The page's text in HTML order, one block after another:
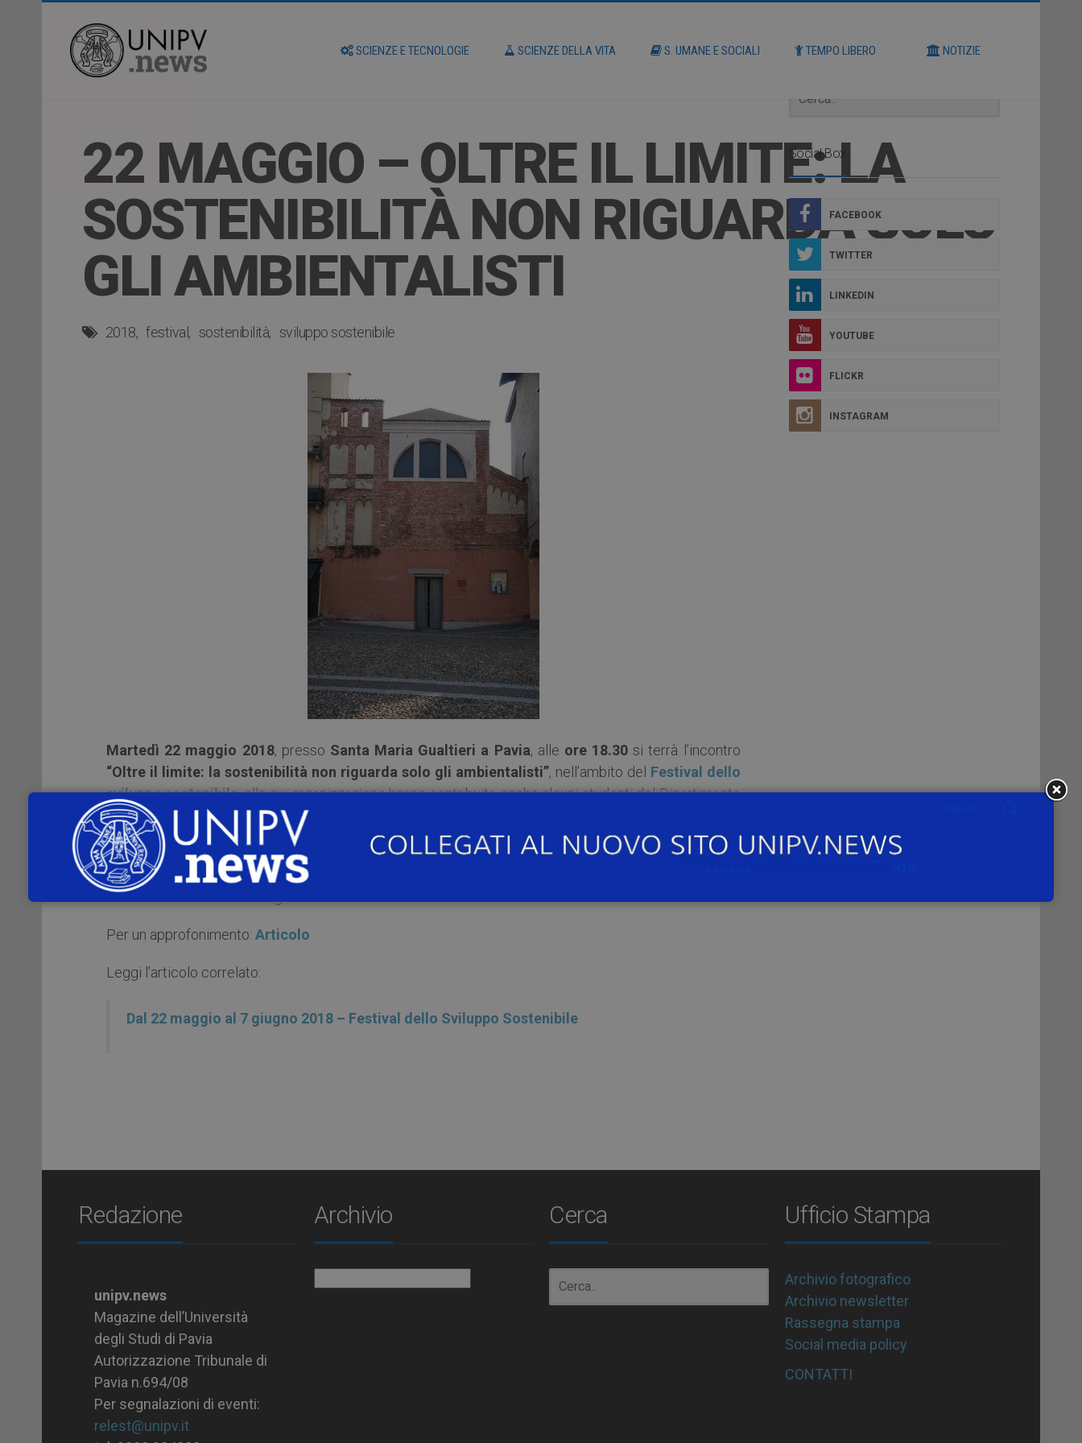
SCIENZE E TECNOLOGIE SCIENZE DELLA VITA S. UMANE E SOCIALI TEMPO LIBERO NOTIZIE
22 MAGGIO – OLTRE IL LIMITE: LA
SOSTENIBILITÀ NON RIGUARDA SOLO
GLI AMBIENTALISTI
2018 festival sostenibilità sviluppo sostenibile
Martedì 22 maggio 2018, presso Santa Maria Gualtieri a Pavia, alle ore 18.30 si terrà l’incontro
“Oltre il limite: la sostenibilità non riguarda solo gli ambientalisti”, nell’ambito del Festival dello
sviluppo sostenibile, alla cui organizzazione hanno contribuito anche alcuni studenti del Dipartimento
di Scienze Politiche e Sociali dell’Università di Pavia.
L’evento si svolge in concomitanza con l’edizione italiana della mostra “Gramodaya, la saggezza del
villaggio” per un giusto stile di vita, realizzata in India da Vivekananda Kendra NARDEP e proposta a
Pavia dall’Associazione Magia Verde Onlus.
Per un approfonimento: Articolo
Leggi l’articolo correlato:
Dal 22 maggio al 7 giugno 2018 – Festival dello Sviluppo Sostenibile
Social Box
FACEBOOK
TWITTER
LINKEDIN
YOUTUBE
FLICKR
INSTAGRAM
Redazione
unipv.news
Magazine dell’Università
degli Studi di Pavia
Autorizzazione Tribunale di
Pavia n.694/08
Per segnalazioni di eventi:
relest@unipv.it
Archivio Cerca Ufficio Stampa
Archivio fotografico
Archivio newsletter
Rassegna stampa
Social media policy
CONTATTI